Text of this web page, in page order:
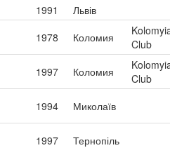
1991
Львів
1978 Коломия
Club
1997 Коломия
Club
1994 Миколаїв
1997 Тернопіль